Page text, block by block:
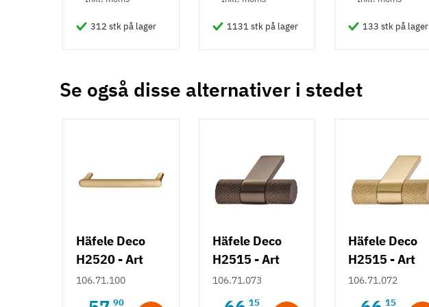
Påskruning
Type
Antik
Klassisk
312 stk på lager 1131 stk på lager 133 stk på lager
Se også disse alternativer i stedet
Häfele Deco
H2520 - Art
Deco bøjlegreb
- Børstet
106.71.100
90
Häfele Deco
H2515 - Art
Deco knopgreb
m/ struktur -
106.71.073
15
Häfele Deco
H2515 - Art
Deco knopgreb
m/ struktur -
106.71.072
15